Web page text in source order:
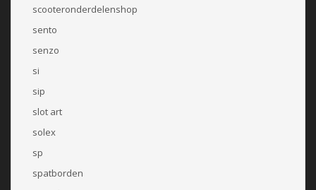
scooteronderdelenshop
sento
senzo
si
sip
slot art
solex
sp
spatborden